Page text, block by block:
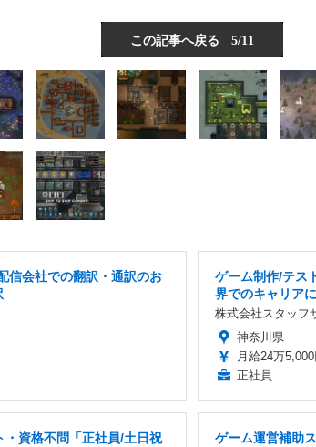
この記事へ戻る 5/11
信会社での翻訳・通訳のお
ゲーム制作/テス
界でのキャリア
株式会社スタッフ
神奈川県
月給24万
正社員
・資格不問「正社員/土日祝
ゲーム運営補助